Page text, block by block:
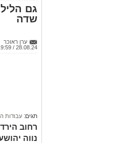
גם
שדה
ערן ראוכר
28.08.24 / 19:59
תגים: עבודות
רחוב
נווה